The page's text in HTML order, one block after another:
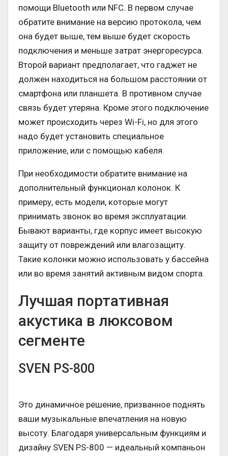
помощи Bluetooth или NFC. В первом случае
обратите внимание на версию протокола, чем
она будет выше, тем выше будет скорость
подключения и меньше затрат энергоресурса.
Второй вариант предполагает, что гаджет не
должен находиться на большом расстоянии от
смартфона или планшета. В противном случае
связь будет утеряна. Кроме этого подключение
может происходить через Wi-Fi, но для этого
надо будет установить специальное
приложение, или с помощью кабеля.
При необходимости обратите внимание на
дополнительный функционал колонок. К
примеру, есть модели, которые могут
принимать звонок во время эксплуатации.
Бывают варианты, где корпус имеет высокую
защиту от повреждений или влагозащиту.
Такие колонки можно использовать у бассейна
или во время занятий активным видом спорта.
Лучшая портативная
акустика в люксовом
сегменте
SVEN PS-800
Это динамичное решение, призванное поднять
ваши музыкальные впечатления на новую
высоту. Благодаря универсальным функциям и
дизайну SVEN PS-800 — идеальный компаньон